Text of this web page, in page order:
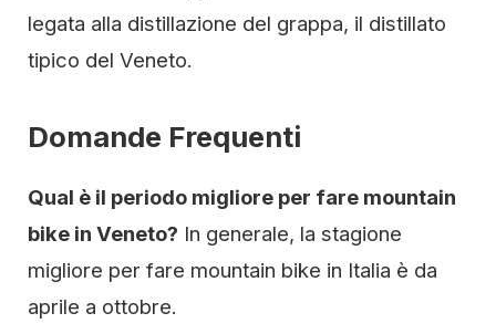
legata alla distillazione del grappa, il distillato
tipico del Veneto.
Domande Frequenti
Qual è il periodo migliore per fare mountain
bike in Veneto? In generale, la stagione
migliore per fare mountain bike in Italia è da
aprile a ottobre.